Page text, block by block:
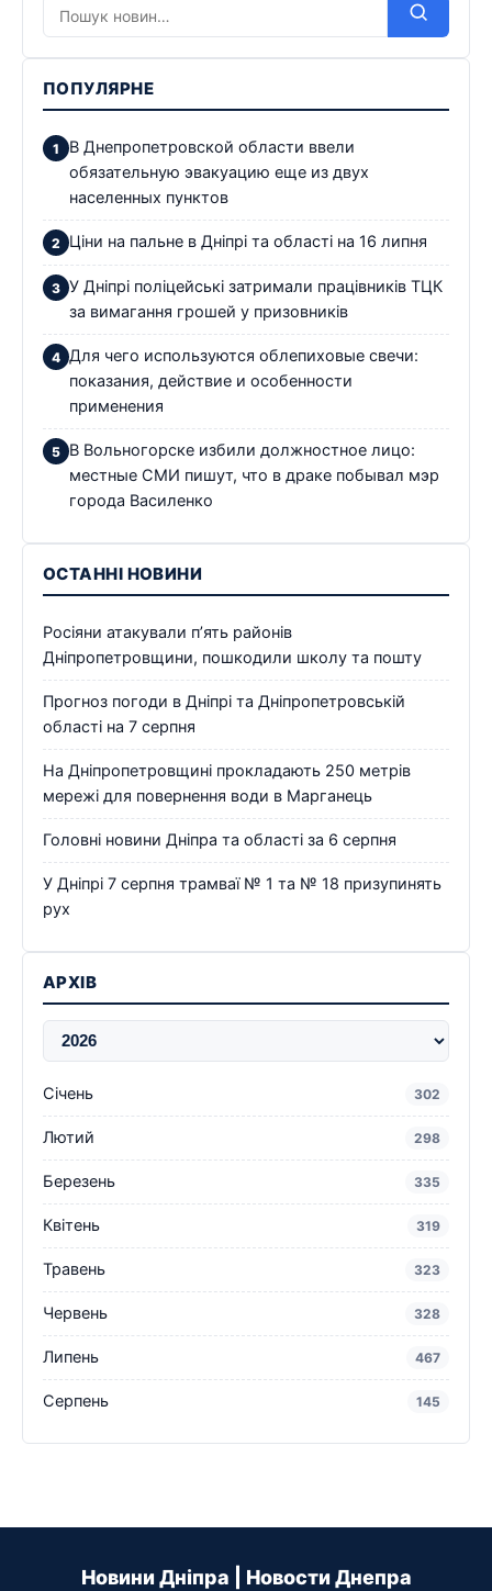
ПОПУЛЯРНЕ
В Днепропетровской области ввели
обязательную эвакуацию еще из двух
населенных пунктов
Ціни на пальне в Дніпрі та області на 16 липня
У Дніпрі поліцейські затримали працівників ТЦК
за вимагання грошей у призовників
Для чего используются облепиховые свечи:
показания, действие и особенности
применения
В Вольногорске избили должностное лицо:
местные СМИ пишут, что в драке побывал мэр
города Василенко
ОСТАННІ НОВИНИ
Росіяни атакували п’ять районів
Дніпропетровщини, пошкодили школу та пошту
Прогноз погоди в Дніпрі та Дніпропетровській
області на 7 серпня
На Дніпропетровщині прокладають 250 метрів
мережі для повернення води в Марганець
Головні новини Дніпра та області за 6 серпня
У Дніпрі 7 серпня трамваї № 1 та № 18 призупинять
рух
АРХІВ
Січень 302
Лютий 298
Березень 335
Квітень 319
Травень 323
Червень 328
Липень 467
Серпень 145
Новини Дніпра | Новости Днепра